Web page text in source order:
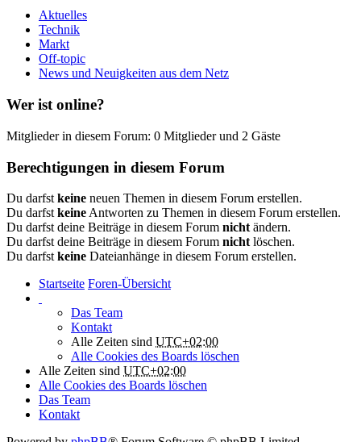
Aktuelles
Technik
Markt
Off-topic
News und Neuigkeiten aus dem Netz
Wer ist online?
Mitglieder in diesem Forum: 0 Mitglieder und 2 Gäste
Berechtigungen in diesem Forum
Du darfst keine neuen Themen in diesem Forum erstellen.
Du darfst keine Antworten zu Themen in diesem Forum erstellen.
Du darfst deine Beiträge in diesem Forum nicht ändern.
Du darfst deine Beiträge in diesem Forum nicht löschen.
Du darfst keine Dateianhänge in diesem Forum erstellen.
Startseite Foren-Übersicht
Das Team
Kontakt
Alle Zeiten sind UTC+02:00
Alle Cookies des Boards löschen
Alle Zeiten sind UTC+02:00
Alle Cookies des Boards löschen
Das Team
Kontakt